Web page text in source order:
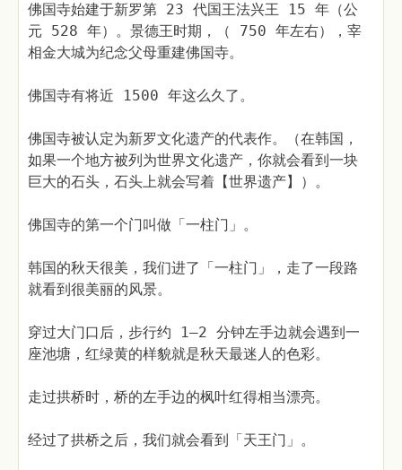
佛国寺始建于新罗第 23 代国王法兴王 15 年（公
元 528 年）。景德王时期，（ 750 年左右），宰
相金大城为纪念父母重建佛国寺。
佛国寺有将近 1500 年这么久了。
佛国寺被认定为新罗文化遗产的代表作。（在韩国，
如果一个地方被列为世界文化遗产，你就会看到一块
巨大的石头，石头上就会写着【世界遗产】）。
佛国寺的第一个门叫做「一柱门」。
韩国的秋天很美，我们进了「一柱门」，走了一段路
就看到很美丽的风景。
穿过大门口后，步行约 1—2 分钟左手边就会遇到一
座池塘，红绿黄的样貌就是秋天最迷人的色彩。
走过拱桥时，桥的左手边的枫叶红得相当漂亮。
经过了拱桥之后，我们就会看到「天王门」。